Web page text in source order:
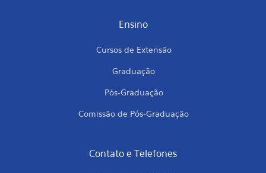
Ensino
Cursos de Extensão
Graduação
Pós-Graduação
Comissão de Pós-Graduação
Contato e Telefones